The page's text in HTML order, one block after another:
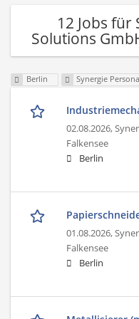
12 Jobs für
Solutions
Berlin Synergie
02.08.2026,
Falkensee
Berlin
01.08.2026,
Falkensee
Berlin